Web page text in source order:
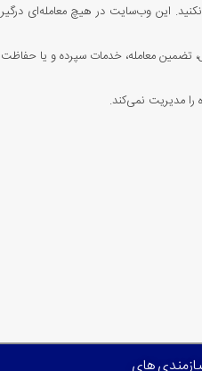
این وب‌سایت در هیچ معامله‌ای درگیر
تضمین معامله، خدمات سپرده و یا حفاظت
را مدیریت نمی‌کند.
های